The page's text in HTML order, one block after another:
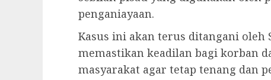
penganiayaan.
Kasus ini akan terus ditangani oleh
memastikan keadilan bagi korban
masyarakat agar tetap tenang dan